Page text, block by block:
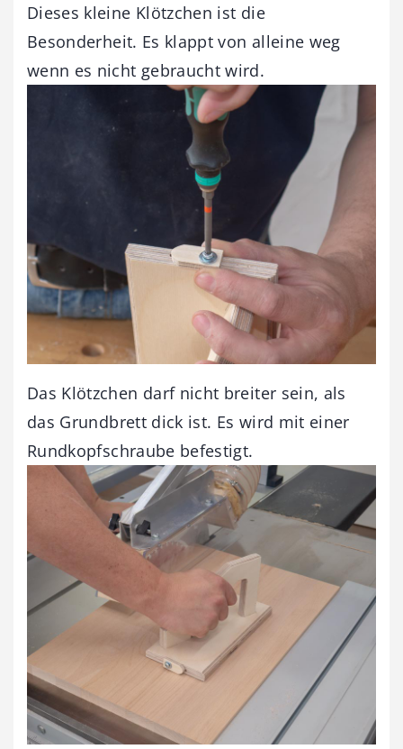
Dieses kleine Klötzchen ist die
Besonderheit. Es klappt von alleine weg
wenn es nicht gebraucht wird.
Das Klötzchen darf nicht breiter sein, als
das Grundbrett dick ist. Es wird mit einer
Rundkopfschraube befestigt.